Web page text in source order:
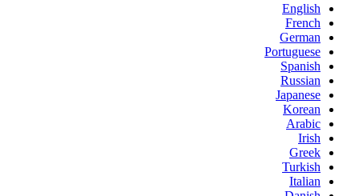
English
French
German
Portuguese
Spanish
Russian
Japanese
Korean
Arabic
Irish
Greek
Turkish
Italian